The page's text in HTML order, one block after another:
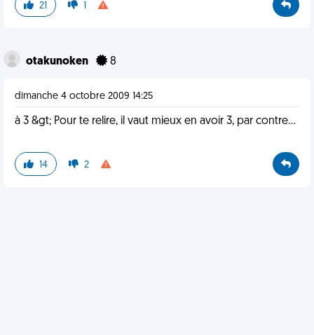
21 1
otakunoken 8
dimanche 4 octobre 2009 14:25
à 3 &gt; Pour te relire, il vaut mieux en avoir 3, par contre...
14 2